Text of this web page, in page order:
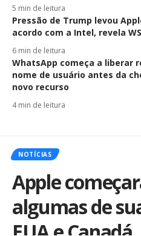
5 min de leitura
Pressão de Trump levou
acordo com a Intel, revela
6 min de leitura
WhatsApp começa a liberar
nome de usuário antes da
novo recurso
4 min de leitura
NOTÍCIAS
Apple
algumas de